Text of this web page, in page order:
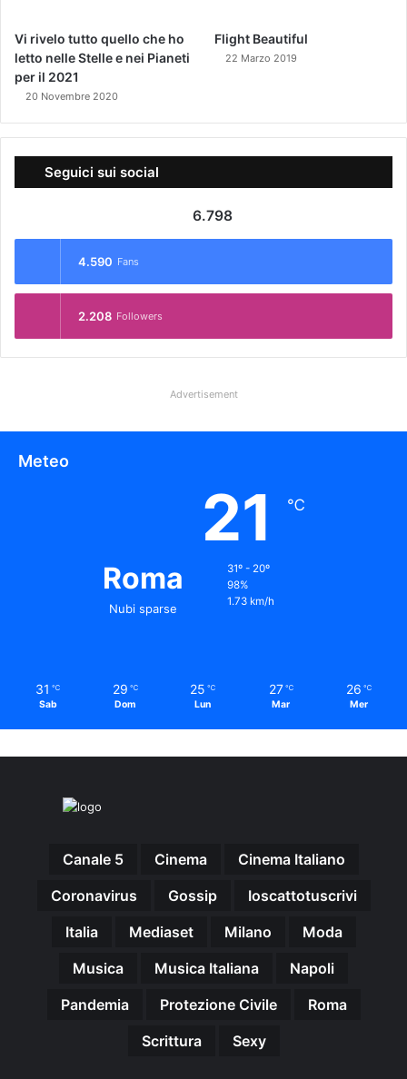
Vi rivelo tutto quello che ho
letto nelle Stelle e nei Pianeti
per il 2021
20 Novembre 2020
Flight Beautiful
22 Marzo 2019
Seguici sui social
6.798
4.590 Fans
2.208 Followers
Advertisement
Meteo
Roma
Nubi sparse
21 ℃
31º - 20º
98%
1.73 km/h
31 ℃
Sab
29 ℃
Dom
25 ℃
Lun
27 ℃
Mar
26 ℃
Mer
Canale 5 Cinema
Cinema Italiano
Coronavirus
Gossip
Ioscattotuscrivi
Italia
Mediaset Milano
Moda
Musica
Musica Italiana
Napoli
Pandemia
Protezione Civile
Roma
Scrittura
Sexy